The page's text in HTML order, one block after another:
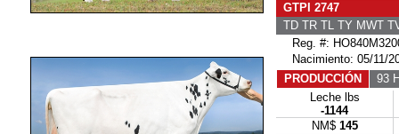
GTPI 2747
TD TR TL TY MWT
Reg. #:
Nacimiento: 05/11/
PRODUCCIÓN
93
Leche lbs
-1144
NM$ 145